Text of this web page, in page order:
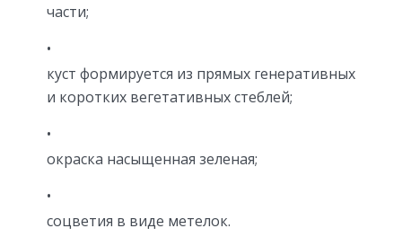
части;
куст формируется из прямых генеративных
и коротких вегетативных стеблей;
окраска насыщенная зеленая;
соцветия в виде метелок.